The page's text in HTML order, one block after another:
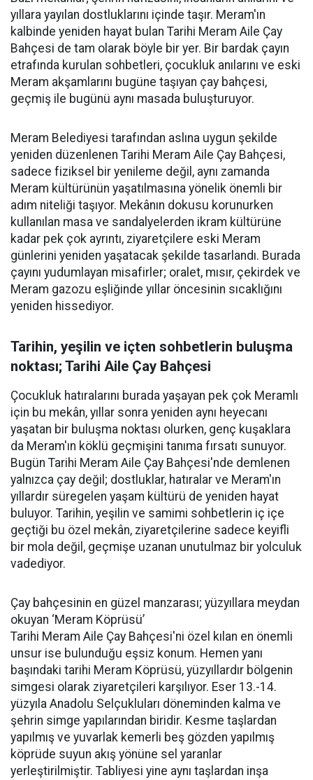
yıllara yayılan dostluklarını içinde taşır. Meram'ın
kalbinde yeniden hayat bulan Tarihi Meram Aile Çay
Bahçesi de tam olarak böyle bir yer. Bir bardak çayın
etrafında kurulan sohbetleri, çocukluk anılarını ve eski
Meram akşamlarını bugüne taşıyan çay bahçesi,
geçmiş ile bugünü aynı masada buluşturuyor.
Meram Belediyesi tarafından aslına uygun şekilde
yeniden düzenlenen Tarihi Meram Aile Çay Bahçesi,
sadece fiziksel bir yenileme değil, aynı zamanda
Meram kültürünün yaşatılmasına yönelik önemli bir
adım niteliği taşıyor. Mekânın dokusu korunurken
kullanılan masa ve sandalyelerden ikram kültürüne
kadar pek çok ayrıntı, ziyaretçilere eski Meram
günlerini yeniden yaşatacak şekilde tasarlandı. Burada
çayını yudumlayan misafirler; oralet, mısır, çekirdek ve
Meram gazozu eşliğinde yıllar öncesinin sıcaklığını
yeniden hissediyor.
Tarihin, yeşilin ve içten sohbetlerin buluşma
noktası; Tarihi Aile Çay Bahçesi
Çocukluk hatıralarını burada yaşayan pek çok Meramlı
için bu mekân, yıllar sonra yeniden aynı heyecanı
yaşatan bir buluşma noktası olurken, genç kuşaklara
da Meram'ın köklü geçmişini tanıma fırsatı sunuyor.
Bugün Tarihi Meram Aile Çay Bahçesi'nde demlenen
yalnızca çay değil; dostluklar, hatıralar ve Meram'ın
yıllardır süregelen yaşam kültürü de yeniden hayat
buluyor. Tarihin, yeşilin ve samimi sohbetlerin iç içe
geçtiği bu özel mekân, ziyaretçilerine sadece keyifli
bir mola değil, geçmişe uzanan unutulmaz bir yolculuk
vadediyor.
Çay bahçesinin en güzel manzarası; yüzyıllara meydan
okuyan ‘Meram Köprüsü’
Tarihi Meram Aile Çay Bahçesi'ni özel kılan en önemli
unsur ise bulunduğu eşsiz konum. Hemen yanı
başındaki tarihi Meram Köprüsü, yüzyıllardır bölgenin
simgesi olarak ziyaretçileri karşılıyor. Eser 13.-14.
yüzyıla Anadolu Selçukluları döneminden kalma ve
şehrin simge yapılarından biridir. Kesme taşlardan
yapılmış ve yuvarlak kemerli beş gözden yapılmış
köprüde suyun akış yönüne sel yaranlar
yerleştirilmiştir. Tabliyesi yine aynı taşlardan inşa